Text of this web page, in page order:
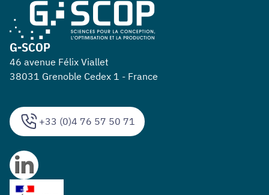
+33 (0)4 76 57 50 71
G-SCOP
46 avenue Félix Viallet
38031 Grenoble Cedex 1 - France